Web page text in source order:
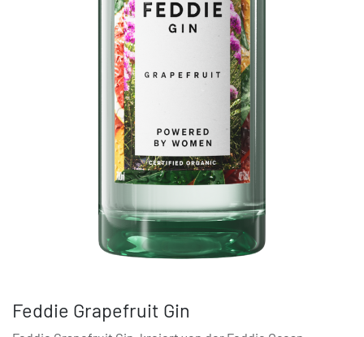
Feddie Grapefruit Gin